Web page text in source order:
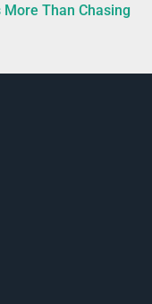
Than Chasing